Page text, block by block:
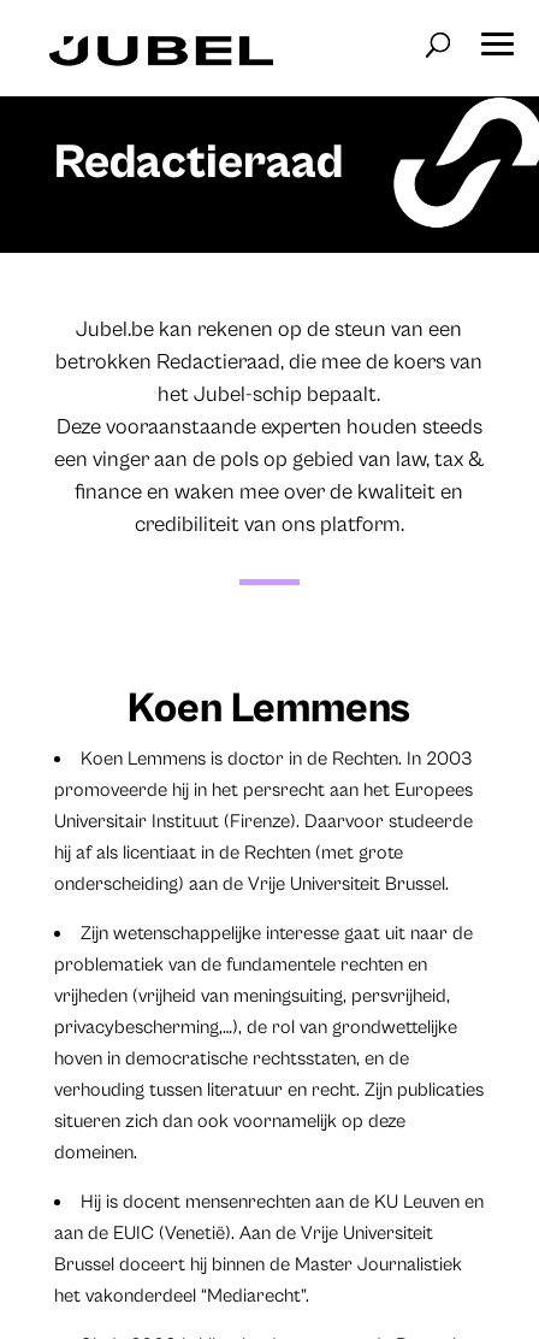
Redactieraad
Jubel.be kan rekenen op de steun van een
betrokken Redactieraad, die mee de koers van
het Jubel-schip bepaalt.
Deze vooraanstaande experten houden steeds
een vinger aan de pols op gebied van law, tax &
finance en waken mee over de kwaliteit en
credibiliteit van ons platform.
Koen Lemmens
Koen Lemmens is doctor in de Rechten. In 2003
promoveerde hij in het persrecht aan het Europees
Universitair Instituut (Firenze). Daarvoor studeerde
hij af als licentiaat in de Rechten (met grote
onderscheiding) aan de Vrije Universiteit Brussel.
Zijn wetenschappelijke interesse gaat uit naar de
problematiek van de fundamentele rechten en
vrijheden (vrijheid van meningsuiting, persvrijheid,
privacybescherming,…), de rol van grondwettelijke
hoven in democratische rechtsstaten, en de
verhouding tussen literatuur en recht. Zijn publicaties
situeren zich dan ook voornamelijk op deze
domeinen.
Hij is docent mensenrechten aan de KU Leuven en
aan de EUIC (Venetië). Aan de Vrije Universiteit
Brussel doceert hij binnen de Master Journalistiek
het vakonderdeel “Mediarecht”.